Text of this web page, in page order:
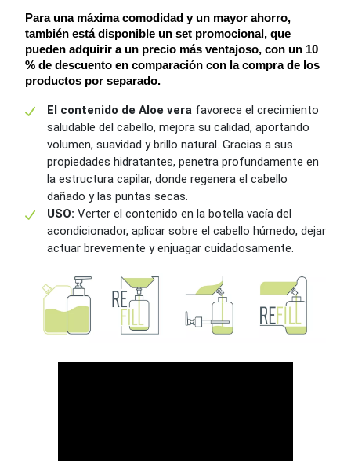
Para una máxima comodidad y un mayor ahorro,
también está disponible un set promocional, que
pueden adquirir a un precio más ventajoso, con un 10
% de descuento en comparación con la compra de los
productos por separado.
El contenido de Aloe vera favorece el crecimiento
saludable del cabello, mejora su calidad, aportando
volumen, suavidad y brillo natural. Gracias a sus
propiedades hidratantes, penetra profundamente en
la estructura capilar, donde regenera el cabello
dañado y las puntas secas.
USO: Verter el contenido en la botella vacía del
acondicionador, aplicar sobre el cabello húmedo, dejar
actuar brevemente y enjuagar cuidadosamente.